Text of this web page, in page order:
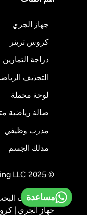
جهاز الجري
كروس ترينر
دراجة التمارين
التجذيف
لوحة محملة
صالة رياضية
مدرب وظيفي
مدلك الجسم
© 2025 Fitness Power Trading LLC
أهم عمليات
جهاز الجري |
مساعدة